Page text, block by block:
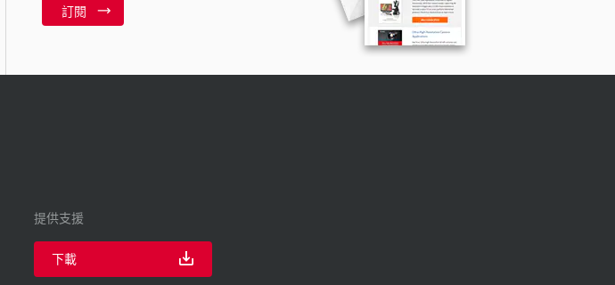
訂閱
提供支援
下載